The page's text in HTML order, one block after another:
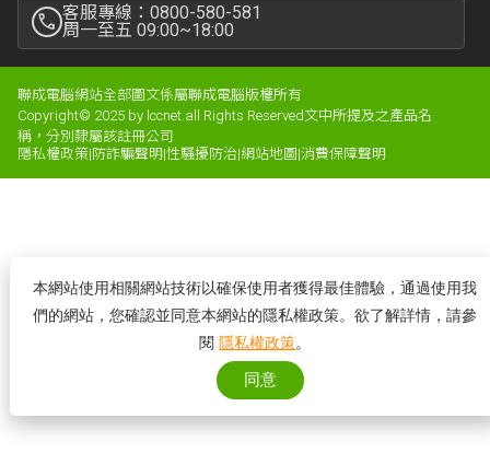
客服專線：0800-580-581
周一至五 09:00~18:00
聯成電腦網站全部圖文係屬聯成電腦版權所有
Copyright© 2025 by lccnet.all Rights Reserved文中所提及之產品名
稱，分別隸屬該註冊公司
隱私權政策|防詐騙聲明|性騷擾防治|網站地圖 |消費保障聲明
本網站使用相關網站技術以確保使用者獲得最佳體驗，通過使用我
們的網站，您確認並同意本網站的隱私權政策。欲了解詳情，請參
閱隱私權政策。
同意